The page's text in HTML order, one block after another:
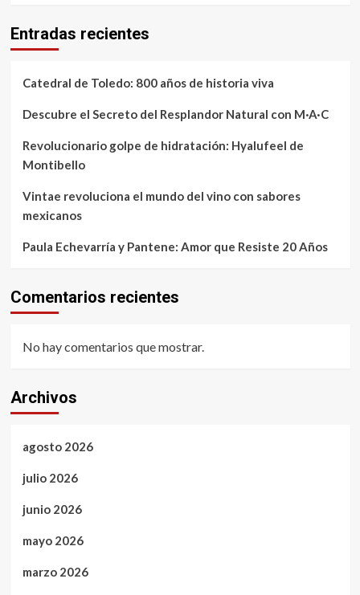
Entradas recientes
Catedral de Toledo: 800 años de historia viva
Descubre el Secreto del Resplandor Natural con M·A·C
Revolucionario golpe de hidratación: Hyalufeel de
Montibello
Vintae revoluciona el mundo del vino con sabores
mexicanos
Paula Echevarría y Pantene: Amor que Resiste 20 Años
Comentarios recientes
No hay comentarios que mostrar.
Archivos
agosto 2026
julio 2026
junio 2026
mayo 2026
marzo 2026